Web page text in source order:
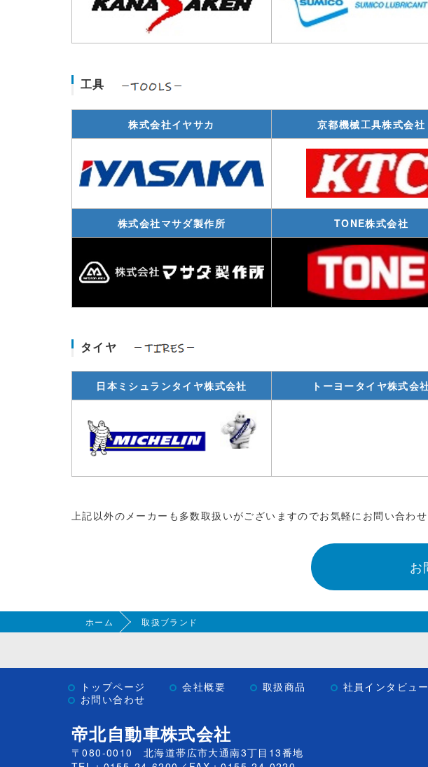
工具
株式会社イヤサカ 京都機械工具株式会社
株式会社マサダ製作所 TONE株式会社
タイヤ
日本ミシュランタイヤ株式会社 トーヨータイヤ株式会
上記以外のメーカーも多数取扱いがございますのでお気軽にお問い合わせ
お
ホーム 取扱ブランド
トップページ 会社概要 取扱商品 社員インタビュー
お問い合わせ
帝北自動車株式会社
〒080-0010 北海道帯広市大通南3丁目13番地